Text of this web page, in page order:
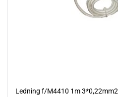
Ledning f/M4410 1m 3*0,22mm2